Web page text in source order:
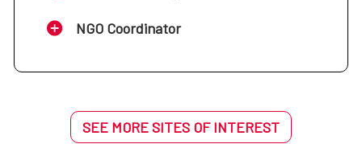
NGO Coordinator
SEE MORE SITES OF INTEREST